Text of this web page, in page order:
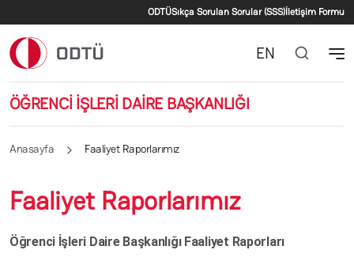
İkincil menü
ODTÜSıkça Sorulan Sorular (SSS)İletişim Formu
ÖĞRENCİ İŞLERİ DAİRE BAŞKANLIĞI
EN
Anasayfa Faaliyet Raporlarımız
Faaliyet Raporlarımız
Öğrenci İşleri Daire Başkanlığı Faaliyet Raporları